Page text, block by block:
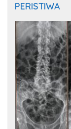
PERISTIWA